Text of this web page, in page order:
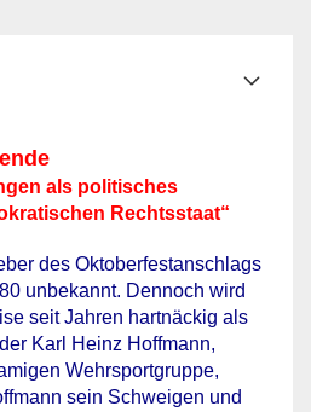
als politisches
Rechtsstaat“
des Oktoberfestanschlags
unbekannt. Dennoch wird
seit Jahren hartnäckig als
Karl Heinz Hoffmann,
Wehrsportgruppe,
sein Schweigen und